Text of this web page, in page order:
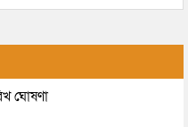
ঘোষণা